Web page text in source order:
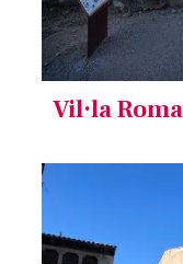
Vil·la